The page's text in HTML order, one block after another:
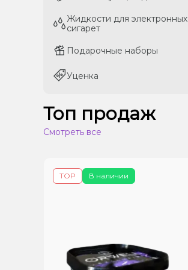
Жидкости для электронных
сигарет
Подарочные наборы
Уценка
Жидкости для электронных
сигарет
Подарочные наборы
Уценка
Топ продаж
Смотреть все
В наличии
TOP